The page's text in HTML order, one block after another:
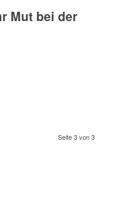
Mut bei der
Seite 3 von 3